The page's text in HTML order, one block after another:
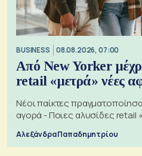
BUSINESS 08.08.2026, 07:00
Από New Yorker
retail «μετρά» νέες
Νέοι παίκτες
αγορά - Ποιες αλυσίδες retail
Αλεξάνδρα Παπαδημητρίου